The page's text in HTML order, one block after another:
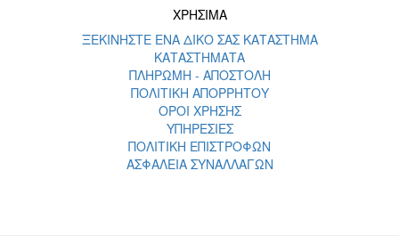
ΧΡΗΣΙΜΑ
ΞΕΚΙΝΗΣΤΕ ΕΝΑ ΔΙΚΟ ΣΑΣ ΚΑΤΑΣΤΗΜΑ
ΚΑΤΑΣΤΗΜΑΤΑ
ΠΛΗΡΩΜΗ - ΑΠΟΣΤΟΛΗ
ΠΟΛΙΤΙΚΗ ΑΠΟΡΡΗΤΟΥ
ΟΡΟΙ ΧΡΗΣΗΣ
ΥΠΗΡΕΣΙΕΣ
ΠΟΛΙΤΙΚΗ ΕΠΙΣΤΡΟΦΩΝ
ΑΣΦΑΛΕΙΑ ΣΥΝΑΛΛΑΓΩΝ